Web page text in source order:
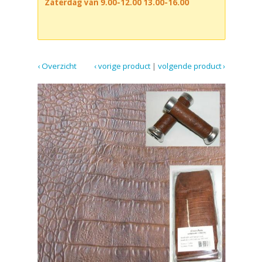
Zaterdag van 9.00-12.00 13.00-16.00
‹ Overzicht volgende product ›
|
‹ vorige product